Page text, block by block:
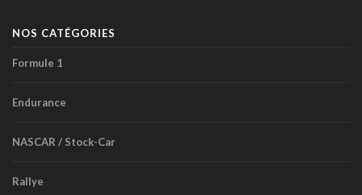
NOS CATÉGORIES
Formule 1
Endurance
NASCAR / Stock-Car
Rallye